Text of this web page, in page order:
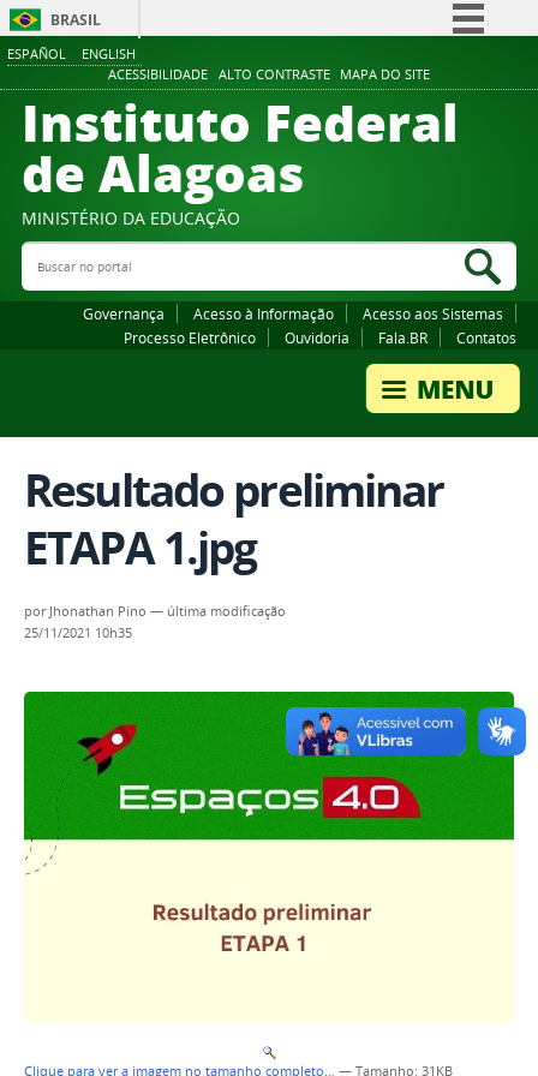
ESPAÑOL ENGLISH
ACESSIBILIDADE ALTO CONTRASTE MAPA DO SITE
BRASIL
Comunica BR
Participe
Canais
Instituto Federal
de Alagoas
MINISTÉRIO DA EDUCAÇÃO
Buscar no portal
Governança Acesso à Informação
Acesso aos Sistemas
Processo Eletrônico
Ouvidoria Fala.BR Contatos
Resultado preliminar
ETAPA 1.jpg
por Jhonathan Pino — última modificação
25/11/2021 10h35
Clique para ver a imagem no tamanho completo… — Tamanho: 31KB